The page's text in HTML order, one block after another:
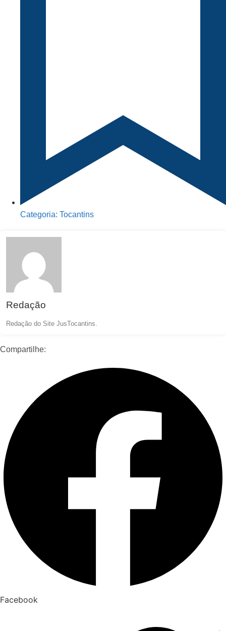
Categoria: Tocantins
Redação
Redação do Site JusTocantins.
Compartilhe:
Facebook